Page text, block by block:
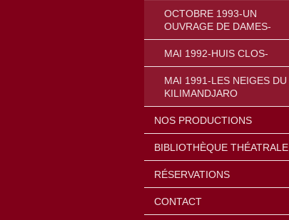
OCTOBRE 1993-UN
OUVRAGE DE DAMES-
MAI 1992-HUIS CLOS-
MAI 1991-LES NEIGES DU
KILIMANDJARO
NOS PRODUCTIONS
BIBLIOTHÈQUE THÉATRALE
RÉSERVATIONS
CONTACT